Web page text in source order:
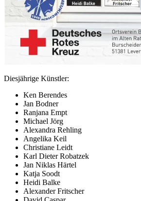
Diesjährige Künstler:
Ken Berendes
Jan Bodner
Ranjana Empt
Michael Jörg
Alexandra Rehling
Angelika Keil
Christiane Leidt
Karl Dieter Robatzek
Jan Niklas Härtel
Katja Soodt
Heidi Balke
Alexander Fritscher